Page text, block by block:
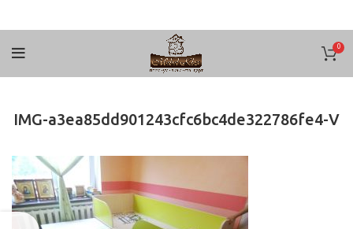
0
IMG-a3ea85dd901243cfc6bc4de322786fe4-V